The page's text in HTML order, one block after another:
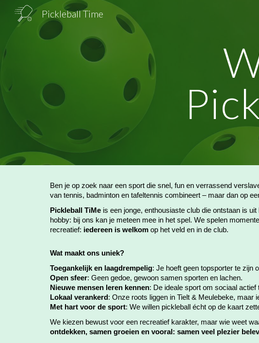
Pickleball Time
Ben je op zoek naar een sport die snel, fun en verrassend
van tennis, badminton en tafeltennis combineert – maar dan op
Pickleball TiMeis een jonge, enthousiaste club die ontstaan is
hobby: bij ons kan je meteen mee in het spel. We spelen
recreatief: iedereen is welkomop het veld en in de club.
Wat maakt ons uniek?
Toegankelijk en laagdrempelig: Je hoeft geen topsporter te zijn
Open sfeer: Geen gedoe, gewoon samen sporten en lachen.
Nieuwe mensen leren kennen: De ideale sport om sociaal actief
Lokaal verankerd : Onze roots liggen in Tielt & Meulebeke, maar
Met hart voor de sport: We willen pickleball écht op de kaart
We kiezen bewust voor een recreatief karakter, maar wie weet
ontdekken, samen groeien en vooral: samen veel plezier